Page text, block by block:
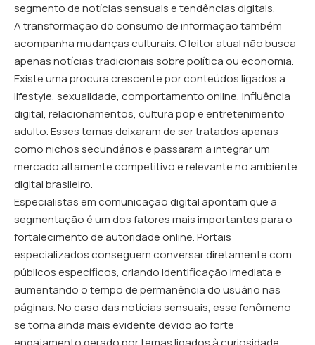
segmento de notícias sensuais e tendências digitais.
A transformação do consumo de informação também
acompanha mudanças culturais. O leitor atual não busca
apenas notícias tradicionais sobre política ou economia.
Existe uma procura crescente por conteúdos ligados a
lifestyle, sexualidade, comportamento online, influência
digital, relacionamentos, cultura pop e entretenimento
adulto. Esses temas deixaram de ser tratados apenas
como nichos secundários e passaram a integrar um
mercado altamente competitivo e relevante no ambiente
digital brasileiro.
Especialistas em comunicação digital apontam que a
segmentação é um dos fatores mais importantes para o
fortalecimento de autoridade online. Portais
especializados conseguem conversar diretamente com
públicos específicos, criando identificação imediata e
aumentando o tempo de permanência do usuário nas
páginas. No caso das notícias sensuais, esse fenômeno
se torna ainda mais evidente devido ao forte